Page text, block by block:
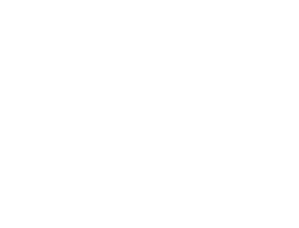
help us analyze how the website is used and to offer